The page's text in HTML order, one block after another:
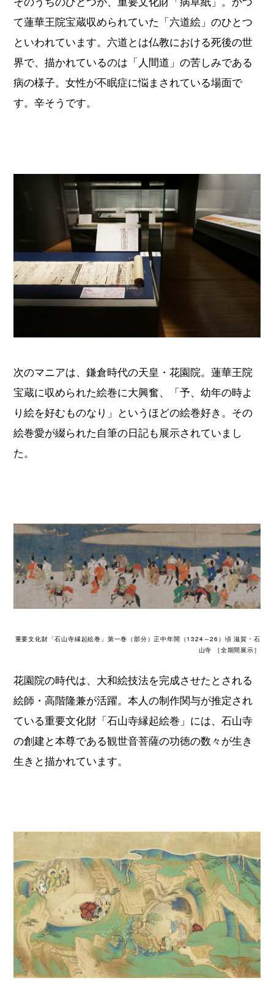
て蓮華王院宝蔵収められていた「六道絵」のひとつ
といわれています。六道とは仏教における死後の世
界で、描かれているのは「人間道」の苦しみである
病の様子。女性が不眠症に悩まされている場面で
す。辛そうです。
次のマニアは、鎌倉時代の天皇・花園院。蓮華王院
宝蔵に収められた絵巻に大興奮、「予、幼年の時よ
り絵を好むものなり」というほどの絵巻好き。その
絵巻愛が綴られた自筆の日記も展示されていまし
た。
重要文化財「石山寺縁起絵巻」第一巻（部分）正中年間（1324～26）頃 滋賀・石
山寺 ［全期間展示］
花園院の時代は、大和絵技法を完成させたとされる
絵師・高階隆兼が活躍。本人の制作関与が推定され
ている重要文化財「石山寺縁起絵巻」には、石山寺
の創建と本尊である観世音菩薩の功徳の数々が生き
生きと描かれています。